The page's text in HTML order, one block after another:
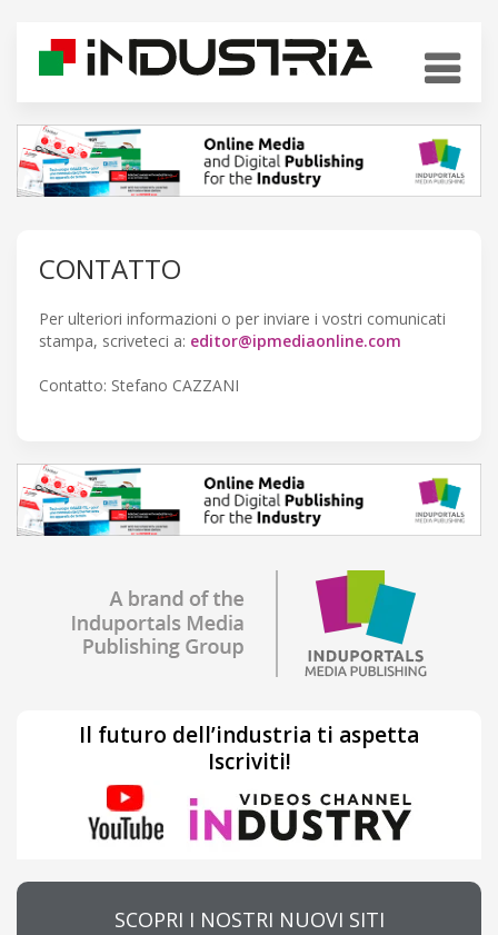
CONTATTO
Per ulteriori informazioni o per inviare i vostri comunicati
stampa, scriveteci a: editor@ipmediaonline.com
Contatto: Stefano CAZZANI
Il futuro dell’industria ti aspetta
Iscriviti!
SCOPRI I NOSTRI NUOVI SITI